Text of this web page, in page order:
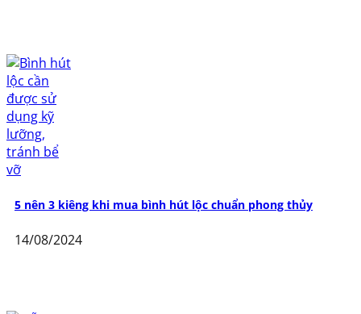
5 nên 3 kiêng khi mua bình hút lộc chuẩn phong thủy
14/08/2024